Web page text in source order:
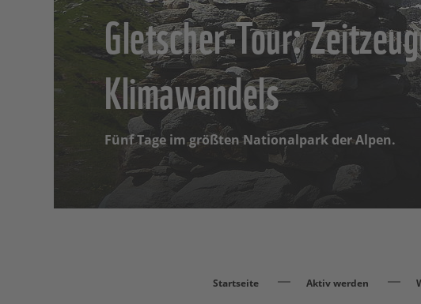
Gletscher-Tour:
Klimawandels
Fünf Tage im größten Nationalpark der Alpen.
Startseite Aktiv werden